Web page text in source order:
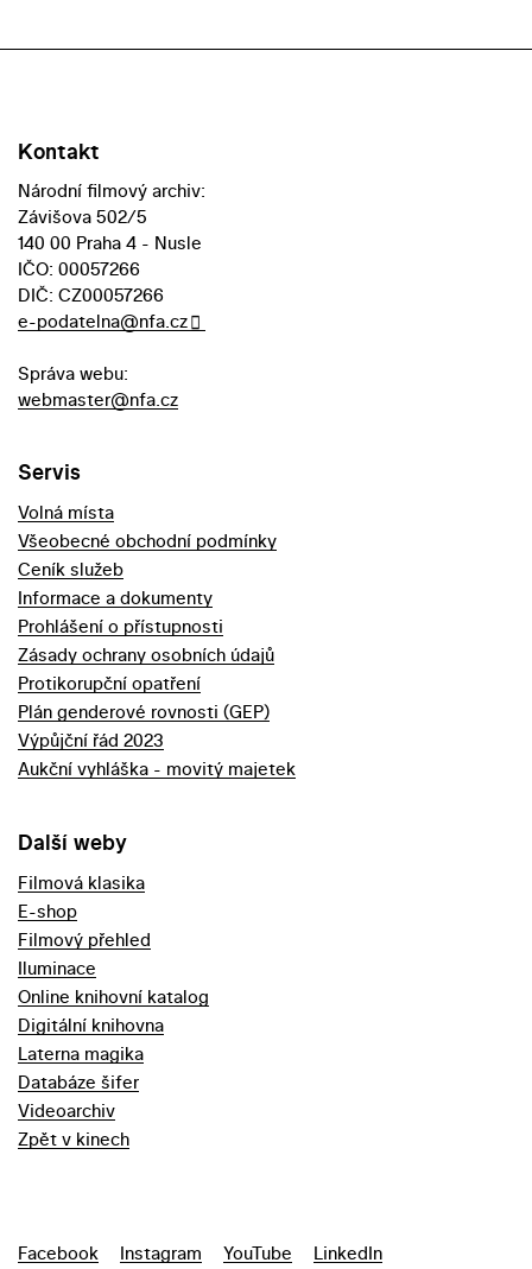
Kontakt
Národní filmový archiv:
Závišova 502/5
140 00 Praha 4 - Nusle
IČO: 00057266
DIČ: CZ00057266
e-podatelna@nfa.cz
Správa webu:
webmaster@nfa.cz
Servis
Volná místa
Všeobecné obchodní podmínky
Ceník služeb
Informace a dokumenty
Prohlášení o přístupnosti
Zásady ochrany osobních údajů
Protikorupční opatření
Plán genderové rovnosti (GEP)
Výpůjční řád 2023
Aukční vyhláška - movitý majetek
Další weby
Filmová klasika
E-shop
Filmový přehled
Iluminace
Online knihovní katalog
Digitální knihovna
Laterna magika
Databáze šifer
Videoarchiv
Zpět v kinech
Facebook Instagram YouTube LinkedIn